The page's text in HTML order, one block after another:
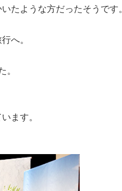
たような方だったそうです。
へ。
ます。